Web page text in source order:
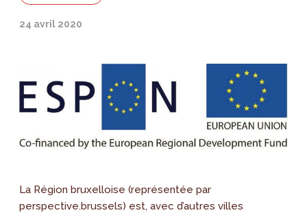
24 avril 2020
La Région bruxelloise (représentée par
perspective.brussels) est, avec d’autres villes